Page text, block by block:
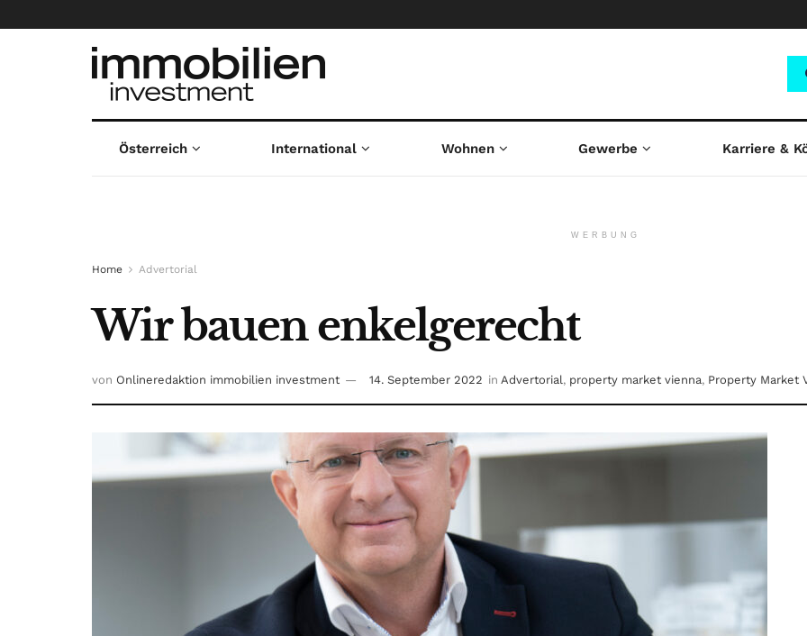
Österreich International Wohnen Gewerbe Karriere &
WERBUNG
Home Advertorial
Wir bauen enkelgerecht
von Onlineredaktion immobilien investment 14. September 2022 in Advertorial, property market vienna, Property Market